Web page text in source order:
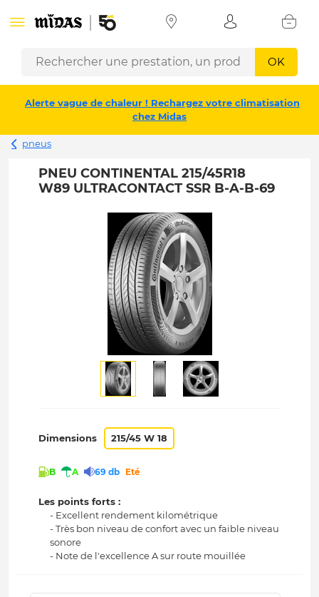
OK
Alerte vague de chaleur ! Rechargez votre climatisation
chez Midas
pneus
PNEU CONTINENTAL 215/45R18
W89 ULTRACONTACT SSR B-A-B-69
Dimensions 215/45 W 18
B A 69 db Eté
Les points forts :
- Excellent rendement kilométrique
- Très bon niveau de confort avec un faible niveau
sonore
- Note de l'excellence A sur route mouillée